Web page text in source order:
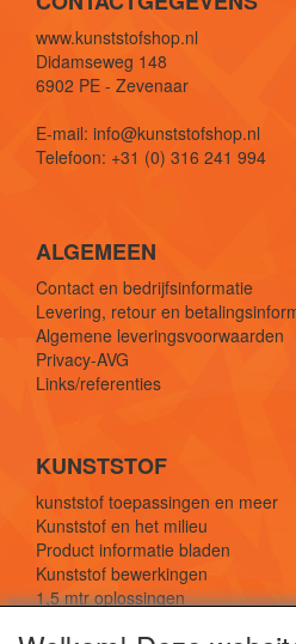
www.kunststofshop.nl
Didamseweg 148
6902 PE - Zevenaar
E-mail: info@kunststofshop.nl
Telefoon: +31 (0) 316 241 994
ALGEMEEN
Contact en bedrijfsinformatie
Levering, retour en
Algemene leveringsvoorwaarden
Privacy-AVG
Links/referenties
KUNSTSTOF
kunststof toepassingen en meer
Kunststof en het milieu
Product informatie bladen
Kunststof bewerkingen
1,5 mtr oplossingen